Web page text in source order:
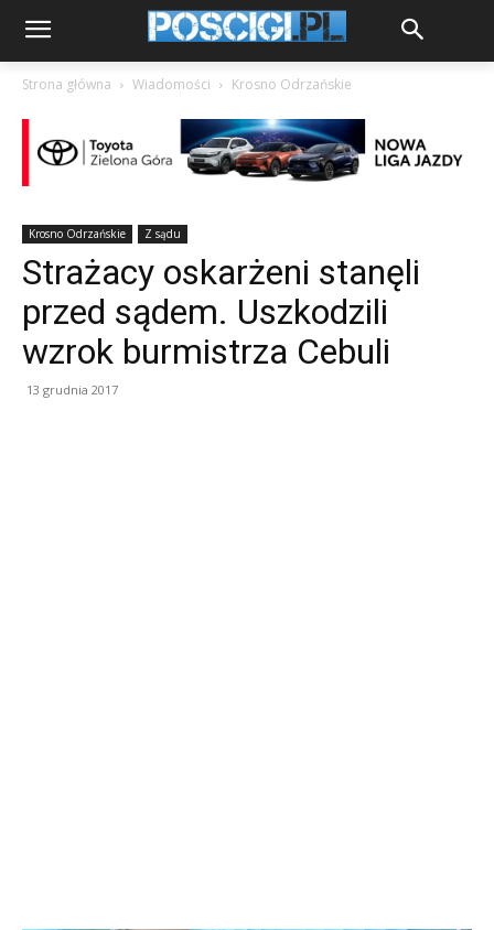
Strona główna Wiadomości Krosno Odrzańskie
Krosno Odrzańskie Z sądu
Strażacy oskarżeni stanęli
przed sądem. Uszkodzili
wzrok burmistrza Cebuli
13 grudnia 2017